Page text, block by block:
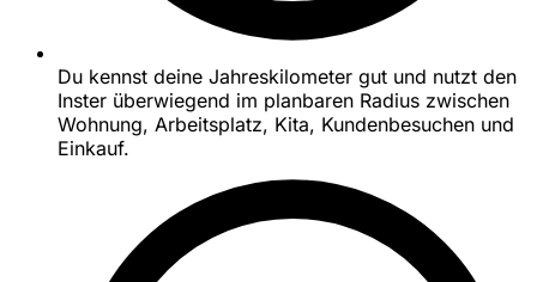
Du kennst deine Jahreskilometer gut und nutzt den
Inster überwiegend im planbaren Radius zwischen
Wohnung, Arbeitsplatz, Kita, Kundenbesuchen und
Einkauf.